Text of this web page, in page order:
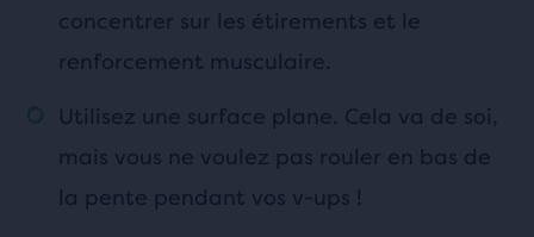
concentrer sur les étirements et le
renforcement musculaire.
Utilisez une surface plane. Cela va de soi,
mais vous ne voulez pas rouler en bas de
la pente pendant vos v-ups !